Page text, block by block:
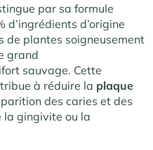
par sa formule
d’ingrédients d’origine
plantes soigneusement
grand
sauvage. Cette
à réduire la plaque
des caries et des
la gingivite ou la